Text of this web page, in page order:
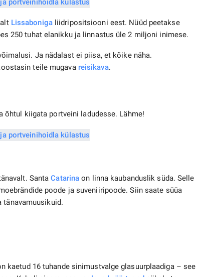
Lissabonigaliidripositsiooni eest. Nüüd peetakse
250 tuhat elanikku ja linnastus üle 2 miljoni inimese.
Ja nädalast ei piisa, et kõike näha.
teile mugava reisikava.
kiigata portveini ladudesse. Lähme!
SantaCatarina on linna kaubanduslik süda. Selle
poode ja suveniiripoode. Siin saate süüa
kaetud 16 tuhande sinimustvalge glasuurplaadiga – see